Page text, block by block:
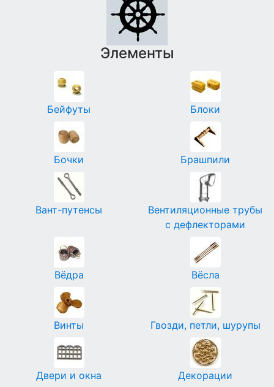
Элементы
Бейфуты Блоки
Бочки Брашпили
Вант-путенсы
Вентиляционные трубы
с дефлекторами
Вёдра Вёсла
Винты Гвозди, петли, шурупы
Двери и окна Декорации